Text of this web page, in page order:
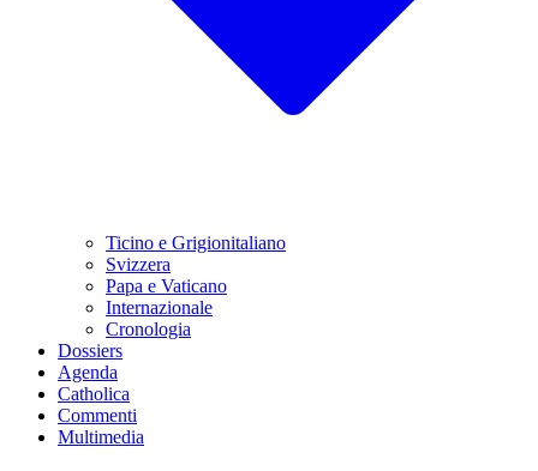
Ticino e Grigionitaliano
Svizzera
Papa e Vaticano
Internazionale
Cronologia
Dossiers
Agenda
Catholica
Commenti
Multimedia